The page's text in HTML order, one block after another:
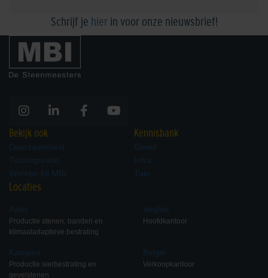
Schrijf je hierin voor onze nieuwsbrief!
Bekijk ook
Duurzaamheid
Tuininspiratie
Werken bij MBI
Kennisbank
Gevel
Infra
Tuin
Locaties
Aalst
Productie stenen, banden en
klimaatadaptieve bestrating
Kampen
Productie sierbestrating en
gevelstenen
Veghel
Hoofdkantoor
België
Verkoopkantoor